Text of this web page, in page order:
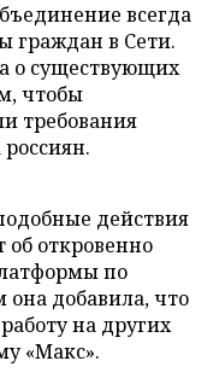
всегда
граждан в Сети.
о существующих
чтобы
требования
действия
об откровенно
по
добавила, что
на других
«Макс».